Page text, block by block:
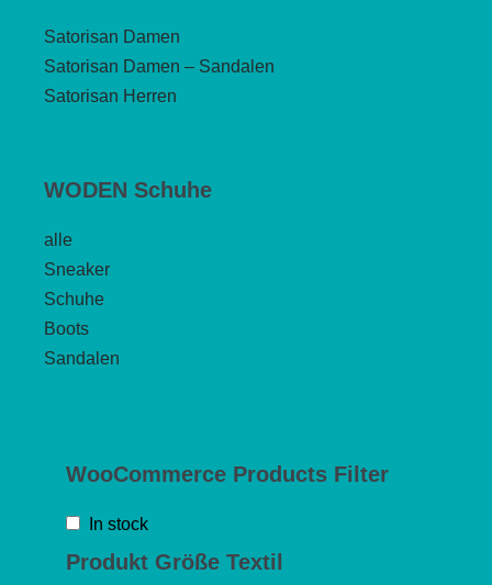
Satorisan Damen
Satorisan Damen – Sandalen
Satorisan Herren
WODEN Schuhe
alle
Sneaker
Schuhe
Boots
Sandalen
WooCommerce Products Filter
In stock
Produkt Größe Textil